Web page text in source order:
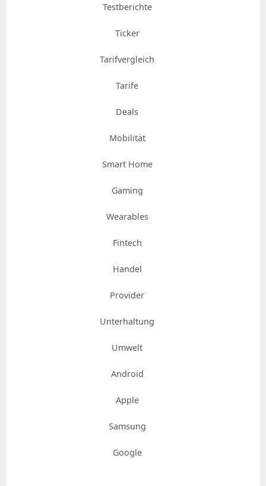
Testberichte
Ticker
Tarifvergleich
Tarife
Deals
Mobilität
Smart Home
Gaming
Wearables
Fintech
Handel
Provider
Unterhaltung
Umwelt
Android
Apple
Samsung
Google